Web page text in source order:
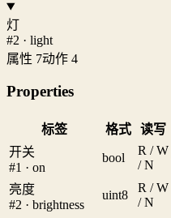
灯
#2 · light
属性 7动作 4
Properties
标签 格式 读写
开关
#1 · on
bool
R / W
/ N
亮度
#2 · brightness
uint8
R / W
/ N